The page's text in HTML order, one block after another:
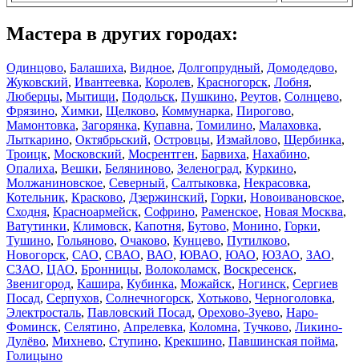
Мастера в других городах:
Одинцово, Балашиха, Видное, Долгопрудный, Домодедово,
Жуковский, Ивантеевка, Королев, Красногорск, Лобня,
Люберцы, Мытищи, Подольск, Пушкино, Реутов, Солнцево,
Фрязино, Химки, Щелково, Коммунарка, Пирогово,
Мамонтовка, Загорянка, Купавна, Томилино, Малаховка,
Лыткарино, Октябрьский, Островцы, Измайлово, Щербинка,
Троицк, Московский, Мосрентген, Барвиха, Нахабино,
Опалиха, Вешки, Беляниново, Зеленоград, Куркино,
Молжаниновское, Северный, Салтыковка, Некрасовка,
Котельник, Красково, Дзержинский, Горки, Новоивановское,
Сходня, Красноармейск, Софрино, Раменское, Новая Москва,
Ватутинки, Климовск, Капотня, Бутово, Монино, Горки,
Тушино, Гольяново, Очаково, Кунцево, Путилково,
Новогорск, САО, СВАО, ВАО, ЮВАО, ЮАО, ЮЗАО, ЗАО,
СЗАО, ЦАО, Бронницы, Волоколамск, Воскресенск,
Звенигород, Кашира, Кубинка, Можайск, Ногинск, Сергиев
Посад, Серпухов, Солнечногорск, Хотьково, Черноголовка,
Электросталь, Павловский Посад, Орехово-Зуево, Наро-
Фоминск, Селятино, Апрелевка, Коломна, Тучково, Ликино-
Дулёво, Михнево, Ступино, Крекшино, Павшинская пойма,
Голицыно